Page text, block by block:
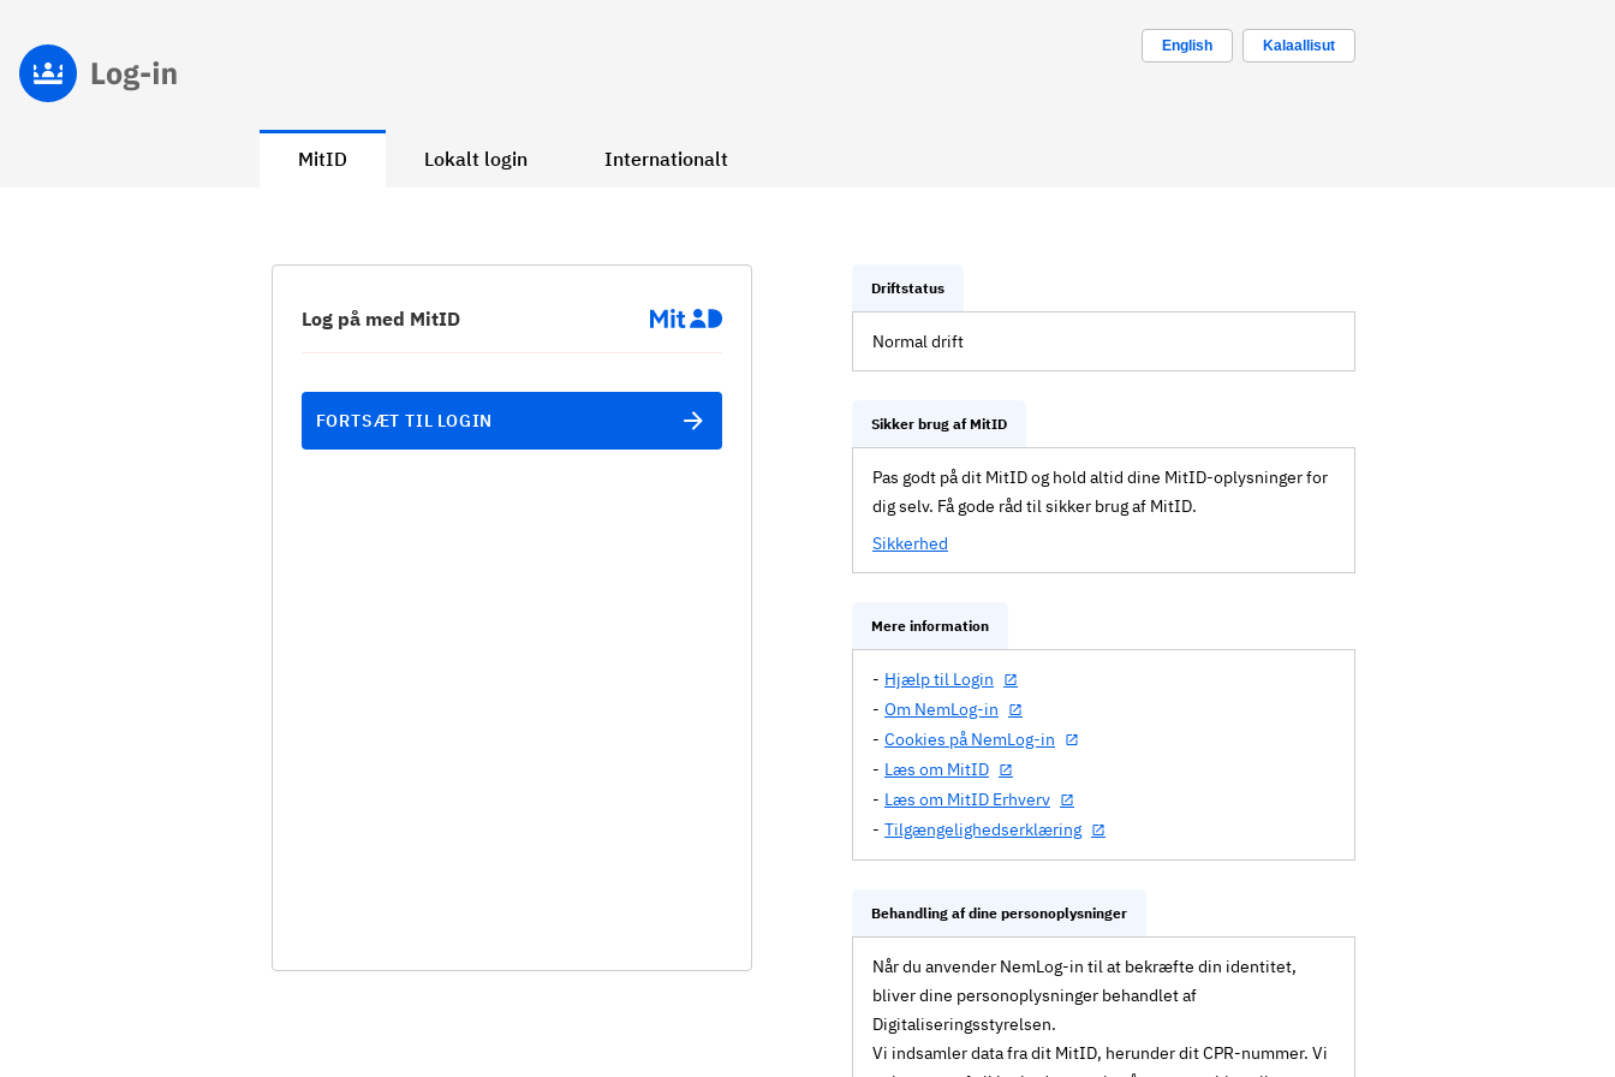
English Kalaallisut
MitID Lokalt login Internationalt
Log på med MitID
FORTSÆT TIL LOGIN
Driftstatus
Normal drift
Sikker brug af MitID
Pas godt på dit MitID og hold altid dine MitID-oplysninger for
dig selv. Få gode råd til sikker brug af MitID.
Sikkerhed
Mere information
Hjælp til Login
Om NemLog-in
Cookies på NemLog-in
Læs om MitID
Læs om MitID Erhverv
Tilgængelighedserklæring
Behandling af dine personoplysninger
Når du anvender NemLog-in til at bekræfte din identitet,
bliver dine personoplysninger behandlet af
Digitaliseringsstyrelsen.
Vi indsamler data fra dit MitID, herunder dit CPR-nummer. Vi